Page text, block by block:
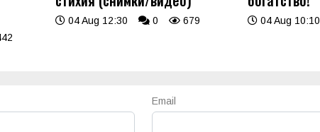
04 Aug 12:30 0 679 04 Aug 10:10
Email